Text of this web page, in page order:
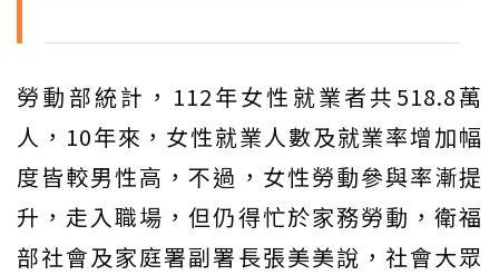
勞動部統計，112年女性就業者共518.8萬
人，10年來，女性就業人數及就業率增加幅
度皆較男性高，不過，女性勞動參與率漸提
升，走入職場，但仍得忙於家務勞動，衛福
部社會及家庭署副署長張美美說，社會大眾